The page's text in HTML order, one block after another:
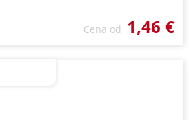
Cena od 1,46 €